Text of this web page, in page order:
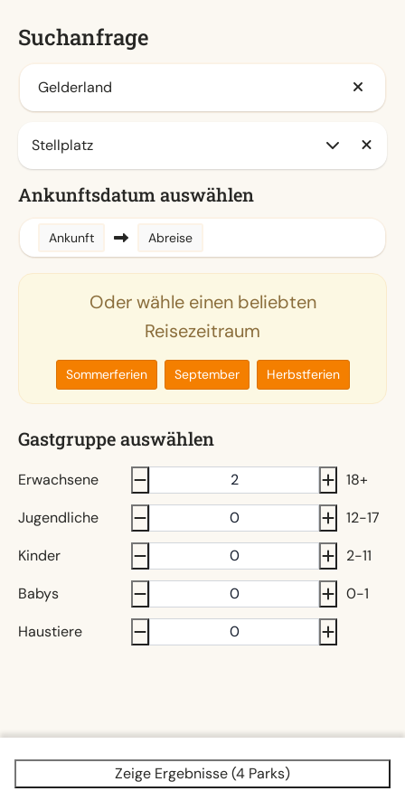
Suchanfrage
Gelderland
Ankunftsdatum auswählen
Ankunft Abreise
Oder wähle einen beliebten
Reisezeitraum
Sommerferien September Herbstferien
Gastgruppe auswählen
Erwachsene
18+
Jugendliche
12-17
Kinder
2-11
Babys
0-1
Haustiere
Zeige Ergebnisse (4 Parks)